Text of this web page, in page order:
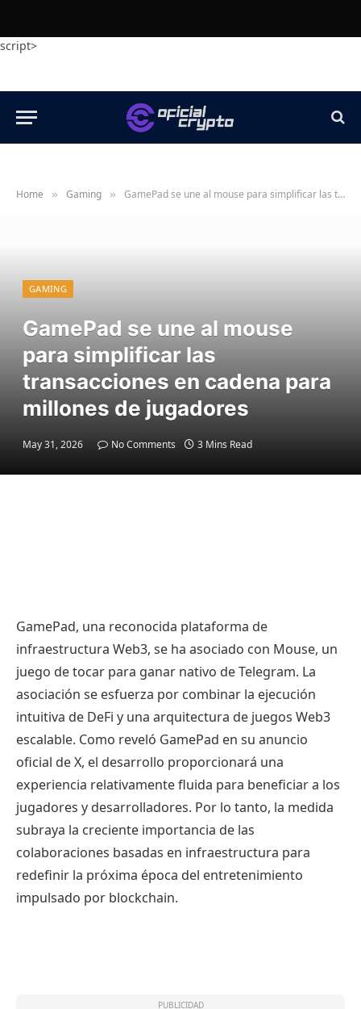
script>
Home » Gaming » GamePad se une al mouse para simplificar las transacciones en cadena para millones de jugadores
GAMING
GamePad se une al mouse
para simplificar las
transacciones en cadena para
millones de jugadores
May 31, 2026 No Comments 3 Mins Read
GamePad, una reconocida plataforma de
infraestructura Web3, se ha asociado con Mouse, un
juego de tocar para ganar nativo de Telegram. La
asociación se esfuerza por combinar la ejecución
intuitiva de DeFi y una arquitectura de juegos Web3
escalable. Como reveló GamePad en su anuncio
oficial de X, el desarrollo proporcionará una
experiencia relativamente fluida para beneficiar a los
jugadores y desarrolladores. Por lo tanto, la medida
subraya la creciente importancia de las
colaboraciones basadas en infraestructura para
redefinir la próxima época del entretenimiento
impulsado por blockchain.